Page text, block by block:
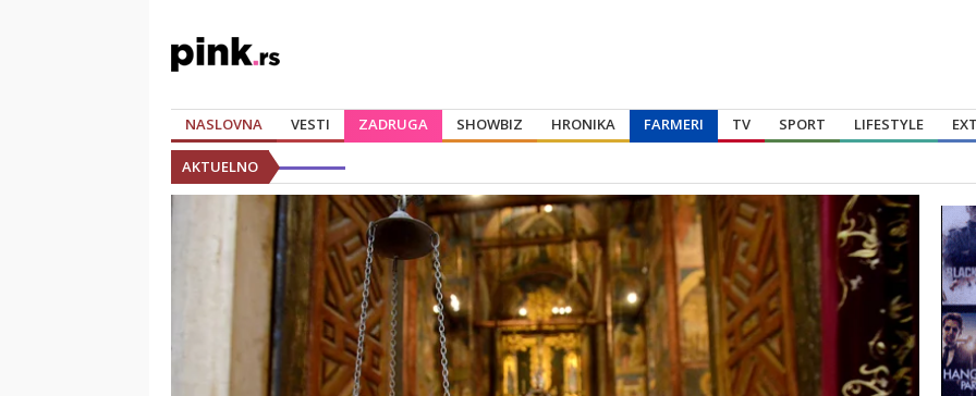
NASLOVNA VESTI ZADRUGA SHOWBIZ HRONIKA FARMERI TV SPORT LIFESTYLE
AKTUELNO